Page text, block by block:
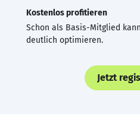
Kostenlos profitieren
Schon als Basis-Mitglied
deutlich optimieren.
Jetzt